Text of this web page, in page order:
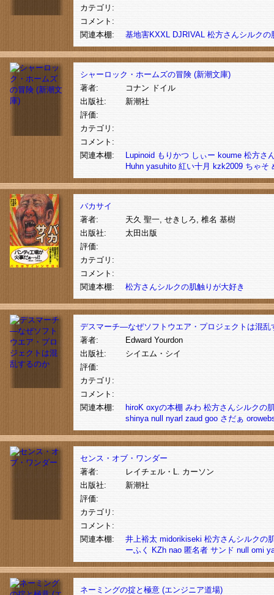
カテゴリ:
コメント:
関連本棚:
基地害KXXL DJRIVAL 松方さんシルクの
シャーロック・ホームズの冒険 (新潮文庫)
著者:
コナン ドイル
出版社:
新潮社
評価:
カテゴリ:
コメント:
関連本棚:
Lupinoid もりかつ しぃー koume 松方さ
Huhn yasuhito 紅い十月 kzk2009 ちゃそ
バカサイ
著者:
天久 聖一, せきしろ, 椎名 基樹
出版社:
太田出版
評価:
カテゴリ:
コメント:
関連本棚:
松方さんシルクの肌触りが大好き
デスマーチ―なぜソフトウエア・プロジェクトは混乱
著者:
Edward Yourdon
出版社:
シイエム・シイ
評価:
カテゴリ:
コメント:
関連本棚:
hiroK oxyの本棚 みわ 松方さんシルクの
shinya null nyarl zaud goo さだぁ
センス・オブ・ワンダー
著者:
レイチェル・L. カーソン
出版社:
新潮社
評価:
カテゴリ:
コメント:
関連本棚:
井上裕太 midorikiseki 松方さんシルクの
ーふく
KZh nao 匿名者 サンド null omi
ネーミングの掟と極意 (エンジニア道場)